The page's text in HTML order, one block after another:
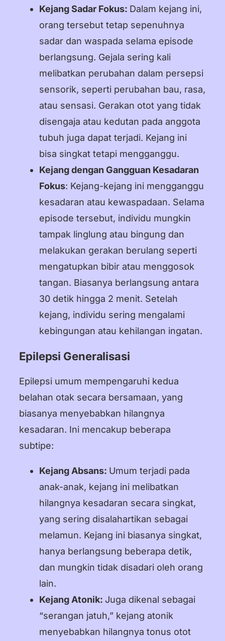
Kejang Sadar Fokus: Dalam kejang ini,
orang tersebut tetap sepenuhnya
sadar dan waspada selama episode
berlangsung. Gejala sering kali
melibatkan perubahan dalam persepsi
sensorik, seperti perubahan bau, rasa,
atau sensasi. Gerakan otot yang tidak
disengaja atau kedutan pada anggota
tubuh juga dapat terjadi. Kejang ini
bisa singkat tetapi mengganggu.
Kejang dengan Gangguan Kesadaran
Fokus: Kejang-kejang ini mengganggu
kesadaran atau kewaspadaan. Selama
episode tersebut, individu mungkin
tampak linglung atau bingung dan
melakukan gerakan berulang seperti
mengatupkan bibir atau menggosok
tangan. Biasanya berlangsung antara
30 detik hingga 2 menit. Setelah
kejang, individu sering mengalami
kebingungan atau kehilangan ingatan.
Epilepsi Generalisasi
Epilepsi umum mempengaruhi kedua
belahan otak secara bersamaan, yang
biasanya menyebabkan hilangnya
kesadaran. Ini mencakup beberapa
subtipe:
Kejang Absans: Umum terjadi pada
anak-anak, kejang ini melibatkan
hilangnya kesadaran secara singkat,
yang sering disalahartikan sebagai
melamun. Kejang ini biasanya singkat,
hanya berlangsung beberapa detik,
dan mungkin tidak disadari oleh orang
lain.
Kejang Atonik: Juga dikenal sebagai
“serangan jatuh,” kejang atonik
menyebabkan hilangnya tonus otot